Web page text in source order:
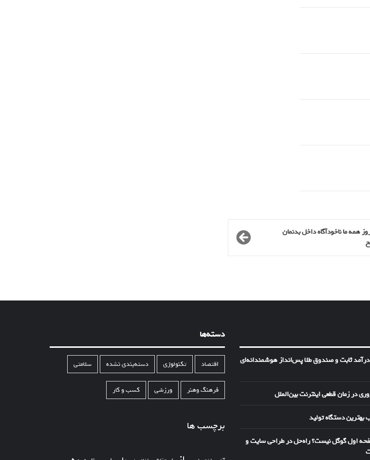
همه ما ناخودآگاه داخل بدنمان
ثابت و صندوق طلا پس‌انداز هوشمندانه‌ای
در زمان قطعی اینترنت بین‌الملل
بهترین دستگاه تولید
اول گوگل نیست؟ راه‌حل در طراحی سایت و
دسته‌ها
اقتصاد تکنولوژی دسته‌بندی نشده سلامتی
فرهنگ وهنر ورزشی کسب و کار
برچسب ها